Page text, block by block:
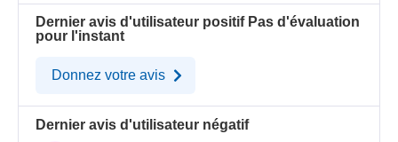
Dernier avis d'utilisateur positif Pas d'évaluation
pour l'instant
Donnez votre avis
Dernier avis d'utilisateur négatif